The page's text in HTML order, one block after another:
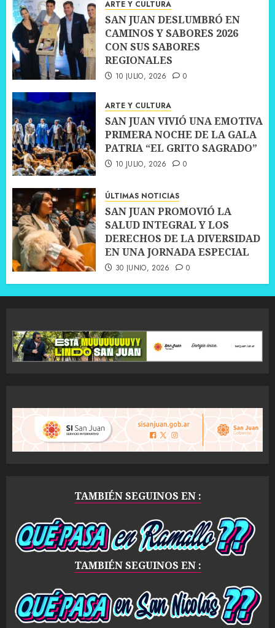
ARTE Y CULTURA
SAN JUAN DESLUMBRÓ EN
CAMINOS Y SABORES 2026
CON SUS SABORES
REGIONALES
10 JULIO, 2026 0
ARTE Y CULTURA
SAN JUAN VIVIÓ UNA EMOTIVA
PRIMERA NOCHE DE LA GALA
PATRIA “EL GRITO SAGRADO”
10 JULIO, 2026 0
ÚLTIMAS NOTICIAS
SAN JUAN PROMOVIÓ LA
SALUD INTEGRAL Y LOS
DERECHOS DE LA DIVERSIDAD
EN UNA JORNADA ESPECIAL
30 JUNIO, 2026 0
TAMBIÉN SEGUINOS EN :
TAMBIÉN SEGUINOS EN :